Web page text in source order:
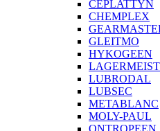
CEPLATTYN
CHEMPLEX
GLEITMO
HYKOGEEN
LUBRODAL
LUBSEC
METABLANC
MOLY-PAUL
ONTROPEEN